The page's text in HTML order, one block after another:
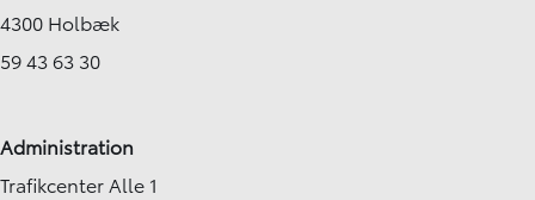
4300 Holbæk
59 43 63 30
Administration
Trafikcenter Alle 1